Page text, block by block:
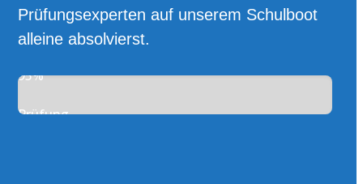
Prüfungsexperten auf unserem Schulboot
alleine absolvierst.
95%
Prüfung